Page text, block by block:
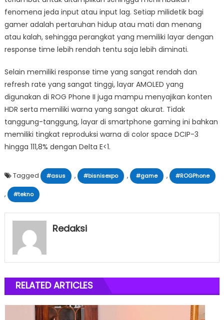
fenomena jeda input atau input lag. Setiap milidetik bagi
gamer adalah pertaruhan hidup atau mati dan menang
atau kalah, sehingga perangkat yang memiliki layar dengan
response time lebih rendah tentu saja lebih diminati.
Selain memiliki response time yang sangat rendah dan
refresh rate yang sangat tinggi, layar AMOLED yang
digunakan di ROG Phone II juga mampu menyajikan konten
HDR serta memiliki warna yang sangat akurat. Tidak
tanggung-tanggung, layar di smartphone gaming ini bahkan
memiliki tingkat reproduksi warna di color space DCIP-3
hingga 111,8% dengan Delta E<1.
Tagged #asus , #bisnisexpo , #game , #ROGPhone
, #tekno
Redaksi
RELATED ARTICLES